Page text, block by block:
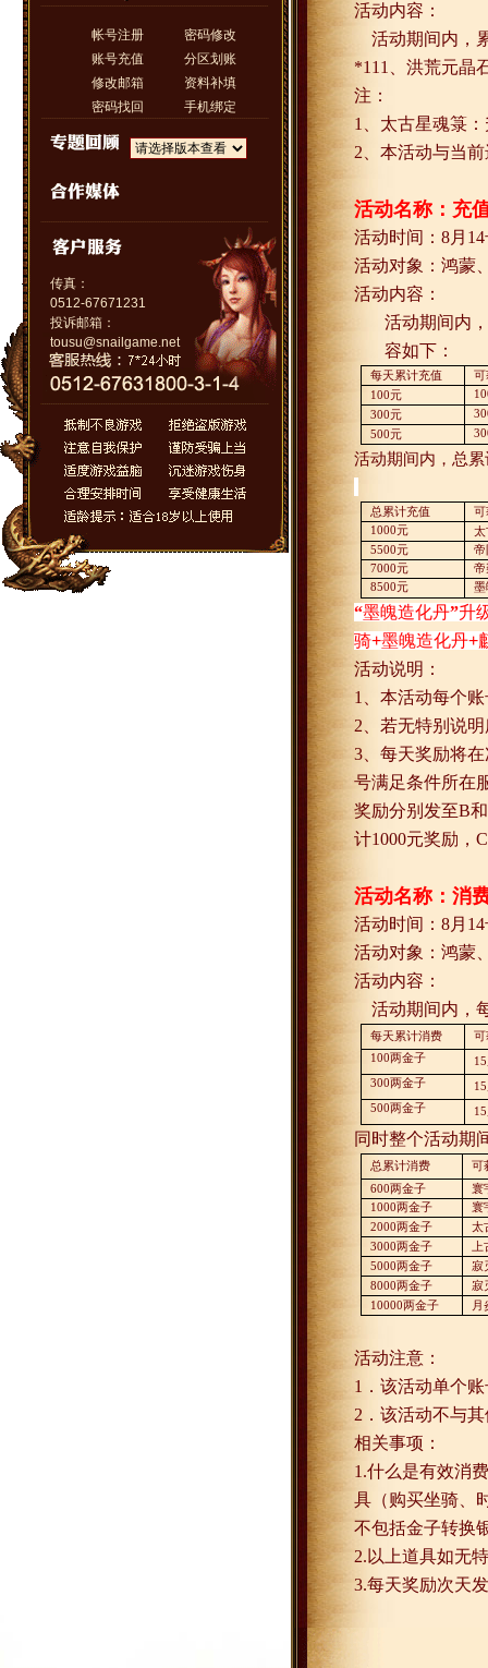
帐号注册
密码修改
账号充值
分区划账
修改邮箱
资料补填
密码找回
手机绑定
传真：
0512-67671231
投诉邮箱：
tousu@snailgame.net
活动内容：
活动期间内，
*111
、洪荒元晶
注：
1
、太古星魂箓
2 、本活动与当
活动名称：充
活动时间： 8月 14
活动对象：鸿蒙
活动内容：
活动期间内
容如下：
每天累计充值
可
100元
300元
500元
活动期间内，总
总累计充值
可
1000元
太
5500元
帝
7000元
帝
8500元 墨
“墨魄造化丹”升
骑+墨魄造化丹+
活动说明：
1
、本活动每个
2 、若无特别说
3 、每天奖励将
号满足条件所在
奖励分别发至B和
计1000元奖励， C
活动名称：消
活动时间： 8月 14
活动对象：鸿蒙
活动内容：
活动期间内，
每天累计消费
可
100两金子 15
300两金子 15
500两金子 15
同时整个活动期
总累计消费
可
600两金子
寰
1000两金子
寰
2000两金子
太
3000两金子
5000两金子
寂
8000两金子
寂
10000两金子 月
活动注意：
1 ．该活动单个
2 ．该活动不与
相关事项：
1.什么是有效消
具（购买坐骑、
不包括金子转换
2. 以上道具如无
3.每天奖励次天